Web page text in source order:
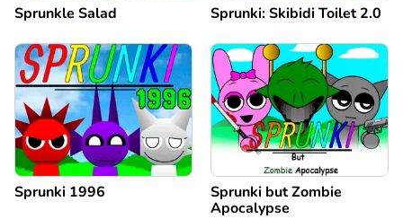
Sprunkle Salad Sprunki: Skibidi Toilet 2.0
Sprunki 1996
Sprunki but Zombie
Apocalypse